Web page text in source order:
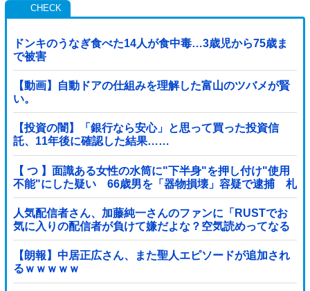
ドンキのうなぎ食べた14人が食中毒…3歳児から75歳ま
で被害
【動画】自動ドアの仕組みを理解した富山のツバメが賢
い。
【投資の闇】「銀行なら安心」と思って買った投資信
託、11年後に確認した結果……
【 つ 】面識ある女性の水筒に"下半身"を押し付け"使用
不能"にした疑い 66歳男を「器物損壊」容疑で逮捕 札
幌市
人気配信者さん、加藤純一さんのファンに「RUSTでお
気に入りの配信者が負けて嫌だよな？空気読めってなる
よな？その結果がVCR。お前らVCR向いてるよ」→大炎
上他
【朗報】中居正広さん、また聖人エピソードが追加され
るｗｗｗｗｗ